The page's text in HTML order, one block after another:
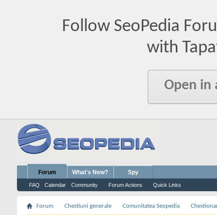
Follow SeoPedia
with
Open in
Forum
FAQ Calendar Community Forum Actions Quick Links
What's New? Spy
Forum Chestiuni generale Comunitatea Seopedia